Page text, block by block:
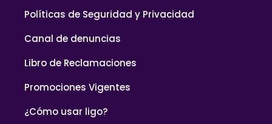
Políticas de Seguridad y Privacidad
Canal de denuncias
Libro de Reclamaciones
Promociones Vigentes
¿Cómo usar ligo?